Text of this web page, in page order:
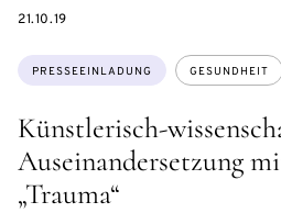
Künstlerisch-
Auseinandersetzung
„Trauma“
Themen:
PRESSEEINLADUNG GESUNDHEIT
DATE
21.10.19